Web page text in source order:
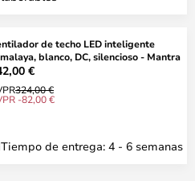
de techo LED inteligente
blanco, DC, silencioso - Mantra
€
324,00 €
-82,00 €
Tiempo de entrega: 4 - 6 semanas